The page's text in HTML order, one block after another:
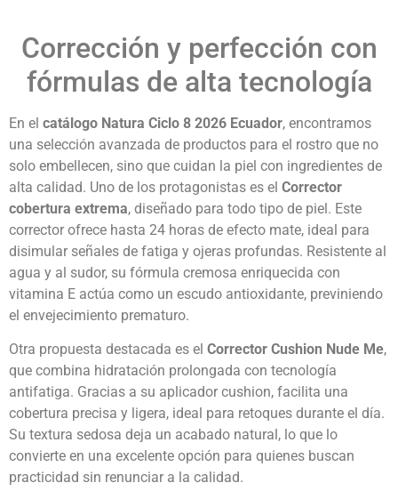
Corrección y perfección con
fórmulas de alta tecnología
En el catálogo Natura Ciclo 8 2026 Ecuador, encontramos
una selección avanzada de productos para el rostro que no
solo embellecen, sino que cuidan la piel con ingredientes de
alta calidad. Uno de los protagonistas es el Corrector
cobertura extrema, diseñado para todo tipo de piel. Este
corrector ofrece hasta 24 horas de efecto mate, ideal para
disimular señales de fatiga y ojeras profundas. Resistente al
agua y al sudor, su fórmula cremosa enriquecida con
vitamina E actúa como un escudo antioxidante, previniendo
el envejecimiento prematuro.
Otra propuesta destacada es el Corrector Cushion Nude Me,
que combina hidratación prolongada con tecnología
antifatiga. Gracias a su aplicador cushion, facilita una
cobertura precisa y ligera, ideal para retoques durante el día.
Su textura sedosa deja un acabado natural, lo que lo
convierte en una excelente opción para quienes buscan
practicidad sin renunciar a la calidad.